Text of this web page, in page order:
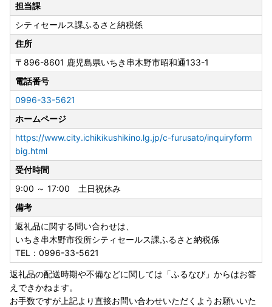
-*- -*- -*- -*- -*- -*- -*- -*- -*- -*- -*- -*- -*- -*- -*-
返礼品の配送について
・GWや年末年始、連休等も配送を行いますので、長期不在
等ある場合は必ず備考にご入力ください。返礼品の発送目安
につきましては、各返礼品ページでご確認ください。また、
送付先に変更があった場合は早めにご連絡ください。返礼品
が発送された後にご連絡いただいた場合、料金を受取先でご
負担の上、転送の取り扱いをさせていただきますのでご了承
ください。
不在日、住所変更のご連絡は市HPから！
・返礼品が到着しましたら、速やかに状態をご確認くださ
い。
返礼品の発送には万全を期しておりますが、万が一に不良・
破損・誤納品などがございましたら、到着から5日以内に、
到着時の状態の写真を添付の上、電子メールにてお問い合わ
せください。日数が経ったものに関しては、ご対応いたしか
ねる場合がございますのでご了承ください。
担当課
シティセールス課ふるさと納税係
住所
〒896-8601 鹿児島県いちき串木野市昭和通133-1
電話番号
0996-33-5621
ホームページ
https://www.city.ichikikushikino.lg.jp/c-furusato/inquiryform
big.html
受付時間
9:00 ～ 17:00 土日祝休み
備考
返礼品に関する問い合わせは、
いちき串木野市役所シティセールス課ふるさと納税係
TEL：0996-33-5621
返礼品の配送時期や不備などに関しては「ふるなび」からはお答
えできかねます。
お手数ですが上記より直接お問い合わせいただくようお願いいた